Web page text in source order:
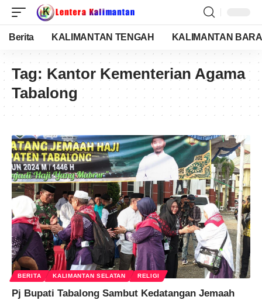
Berita KALIMANTAN TENGAH KALIMANTAN
Tag: Kantor Kementerian Agama
Tabalong
BERITA KALIMANTAN SELATAN RELIGI
Pj Bupati Tabalong Sambut Kedatangan Jemaah